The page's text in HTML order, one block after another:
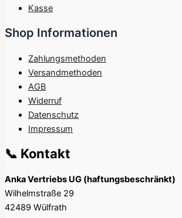
Kasse
Shop Informationen
Zahlungsmethoden
Versandmethoden
AGB
Widerruf
Datenschutz
Impressum
📞 Kontakt
Anka Vertriebs UG (haftungsbeschränkt)
Wilhelmstraße 29
42489 Wülfrath